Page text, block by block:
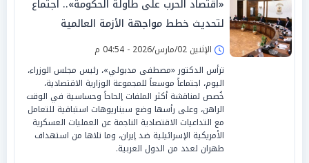
«اقتصاد الحرب على طاولة الحكومة».. اجتماع
لتحديث خطط مواجهة الأزمة العالمية
الإثنين 02/مارس/2026 - 04:54 م
ترأس الدكتور «مصطفى مدبولي»، رئيس مجلس الوزراء،
اليوم، اجتماعاً موسعاً للمجموعة الوزارية الاقتصادية،
خُصص لمناقشة أكثر الملفات إلحاحاً وحساسية في الوقت
الراهن، وعلى رأسها وضع سيناريوهات استباقية للتعامل
مع التداعيات الاقتصادية الناجمة عن العمليات العسكرية
الأمريكية الإسرائيلية ضد إيران، وما تلاها من استهداف
طهران لعدد من الدول العربية.